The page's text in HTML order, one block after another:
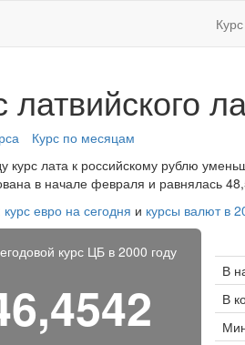
латвийского
Курс по месяцам
курс лата к российскому рублю
в начале февраля и равнялась
курс евро на сегодня и курсы валют в
курс ЦБ в 2000 году
В
В